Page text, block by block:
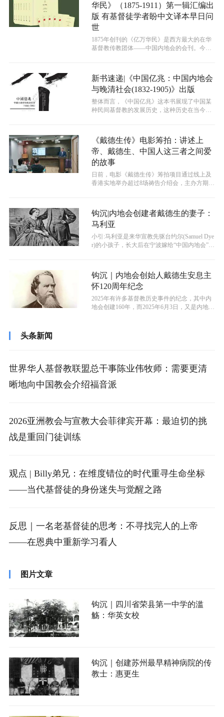
华民》（1875-1911）第一辑汇编出
版 有基督徒学者盼中文译本早日问
世
1875年创刊的《亿万华民》是西方最大的在华
基督教传教团体——中国内地会的会刊。今年
新书速递|《中国亿兆：中国内地会
与晚清社会(1832-1905)》出版
整体而言，《中国亿兆》这本书展现了中国某
种民间基督教的发展历史，这种历史在当今仍
《戴德生传》电影筹拍：讲述上
帝、戴德生、中国人这三者之间爱
的故事
​日前，电影《戴德生传》筹拍项目通过线上及
香港实地举办超过8场祷告介绍会，主办方期望
钩沉|内地会创建者戴德生的妻子：
马利亚
小引:马利亚是来华宣教先驱台约尔(Samuel Dye
r)的小孩子，长大后在宁波嫁给“中国内地会”创
钩沉｜内地会创始人戴德生安息主
怀120周年纪念
2025年有许多基督教历史事件的纪念，其中内
地会创建160年，而2025年6月3日，又是内地会
头条新闻
世界华人基督教联盟总干事陈业伟牧师：需要更清
晰地向中国教会介绍福音派
2026亚洲教会与宣教大会菲律宾开幕：最迫切的挑
战是重回门徒训练
观点 | Billy弟兄：在维度错位的时代重寻生命坐标
——当代基督徒的身份迷失与觉醒之路
反思｜一名老基督徒的思考：不寻找完人的上帝
——在恩典中重新学习看人
图片文章
钩沉｜四川省荣县第一中学的滥
觞：华英女校
钩沉｜创建苏州最早精神病院的传
教士：惠更生